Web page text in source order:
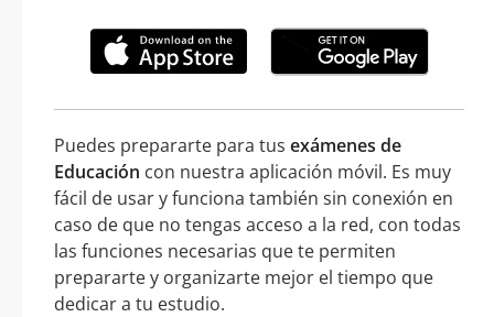
Puedes prepararte para tus exámenes de
Educación con nuestra aplicación móvil. Es muy
fácil de usar y funciona también sin conexión en
caso de que no tengas acceso a la red, con todas
las funciones necesarias que te permiten
prepararte y organizarte mejor el tiempo que
dedicar a tu estudio.